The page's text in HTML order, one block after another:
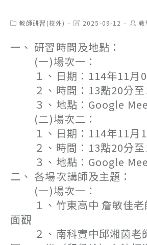
Post教師研習(校外)
Post2025-09-12
Post
教
一、 研習時間及地點：
(一)場次一：
１、日期：114年11月
２、時間：13點20分至
３、地點：Google
(二)場次二：
１、日期：114年11月
２、時間：13點20分至
３、地點：Google
二、 各場次講師及主題：
(一)場次一：
１、竹東高中 詹敏佳老
面觀
２、南科實中邱湘茵老